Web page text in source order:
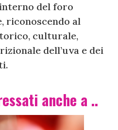
del foro
riconoscendo al
culturale,
dell’uva e dei
anche a ..